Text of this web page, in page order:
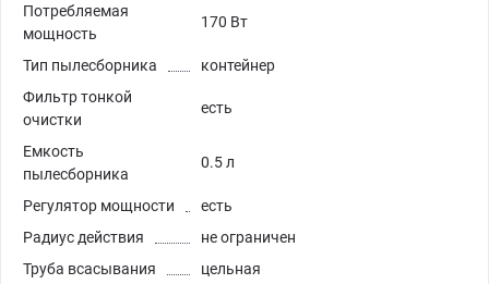
Потребляемая
мощность
170 Вт
Тип пылесборника
контейнер
Фильтр тонкой
очистки
есть
Емкость
пылесборника
0.5 л
Регулятор мощности
есть
Радиус действия
не ограничен
Труба всасывания
цельная